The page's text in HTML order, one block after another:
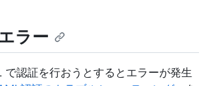
ラー
で認証を行おうとするとエラーが発生